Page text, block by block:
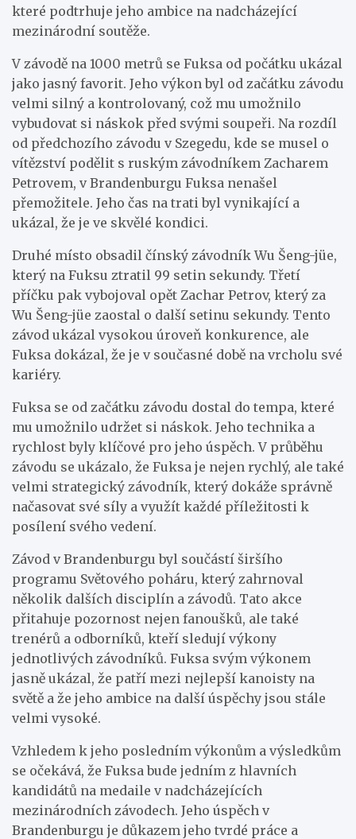
které podtrhuje jeho ambice na nadcházející
mezinárodní soutěže.
V závodě na 1000 metrů se Fuksa od počátku ukázal
jako jasný favorit. Jeho výkon byl od začátku závodu
velmi silný a kontrolovaný, což mu umožnilo
vybudovat si náskok před svými soupeři. Na rozdíl
od předchozího závodu v Szegedu, kde se musel o
vítězství podělit s ruským závodníkem Zacharem
Petrovem, v Brandenburgu Fuksa nenašel
přemožitele. Jeho čas na trati byl vynikající a
ukázal, že je ve skvělé kondici.
Druhé místo obsadil čínský závodník Wu Šeng-jüe,
který na Fuksu ztratil 99 setin sekundy. Třetí
příčku pak vybojoval opět Zachar Petrov, který za
Wu Šeng-jüe zaostal o další setinu sekundy. Tento
závod ukázal vysokou úroveň konkurence, ale
Fuksa dokázal, že je v současné době na vrcholu své
kariéry.
Fuksa se od začátku závodu dostal do tempa, které
mu umožnilo udržet si náskok. Jeho technika a
rychlost byly klíčové pro jeho úspěch. V průběhu
závodu se ukázalo, že Fuksa je nejen rychlý, ale také
velmi strategický závodník, který dokáže správně
načasovat své síly a využít každé příležitosti k
posílení svého vedení.
Závod v Brandenburgu byl součástí širšího
programu Světového poháru, který zahrnoval
několik dalších disciplín a závodů. Tato akce
přitahuje pozornost nejen fanoušků, ale také
trenérů a odborníků, kteří sledují výkony
jednotlivých závodníků. Fuksa svým výkonem
jasně ukázal, že patří mezi nejlepší kanoisty na
světě a že jeho ambice na další úspěchy jsou stále
velmi vysoké.
Vzhledem k jeho posledním výkonům a výsledkům
se očekává, že Fuksa bude jedním z hlavních
kandidátů na medaile v nadcházejících
mezinárodních závodech. Jeho úspěch v
Brandenburgu je důkazem jeho tvrdé práce a